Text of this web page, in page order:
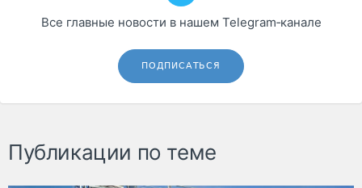
Все главные новости в нашем Telegram‑канале
ПОДПИСАТЬСЯ
Публикации по теме